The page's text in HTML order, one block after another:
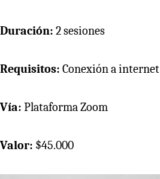
Duración: 2 sesiones
Requisitos: Conexión a internet
Vía: Plataforma Zoom
Valor: $45.000